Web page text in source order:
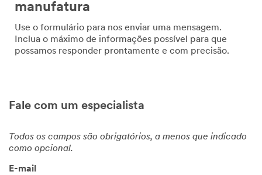
manufatura
Use o formulário para nos enviar uma mensagem.
Inclua o máximo de informações possível para que
possamos responder prontamente e com precisão.
Fale com um especialista
Todos os campos são obrigatórios, a menos que indicado
como opcional.
E-mail